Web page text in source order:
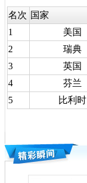
名次 国家
1
美国
2
瑞典
3
英国
4
芬兰
5
比利时